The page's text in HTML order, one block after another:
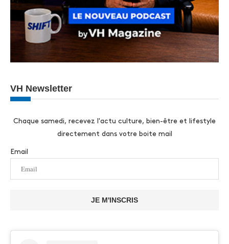
VH Newsletter
Chaque samedi, recevez l'actu culture, bien-être et lifestyle
directement dans votre boite mail
Email
JE M'INSCRIS